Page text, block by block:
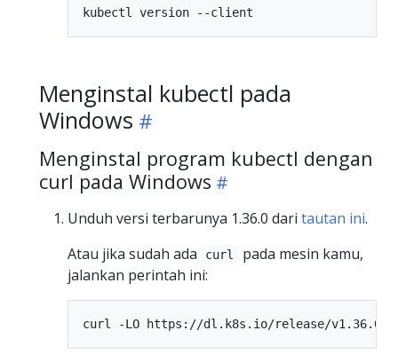
Menginstal kubectl pada
Windows
Menginstal program kubectl dengan
curl pada Windows
Unduh versi terbarunya 1.36.0 dari tautan ini.
Atau jika sudah ada
curl
pada mesin kamu,
jalankan perintah ini: